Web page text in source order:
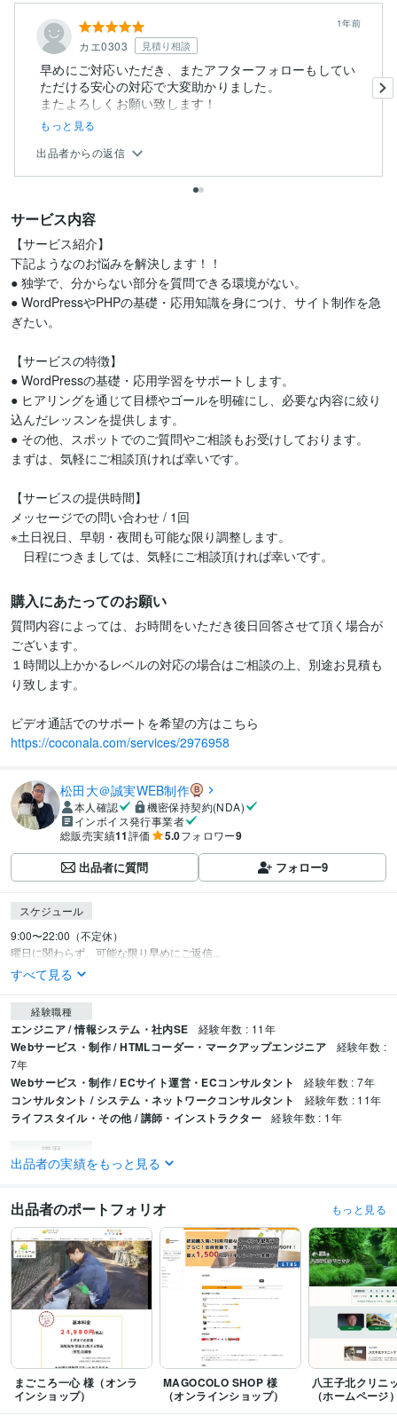
カエ0303 見積り相談
1年前
早めにご対応いただき、またアフターフォローもしてい
ただける安心の対応で大変助かりました。
またよろしくお願い致します！
もっと見る
出品者からの返信
サービス内容
【サービス紹介】
下記ようなのお悩みを解決します！！
● 独学で、分からない部分を質問できる環境がない。
● WordPressやPHPの基礎・応用知識を身につけ、サイト制作を急
ぎたい。
【サービスの特徴】
● WordPressの基礎・応用学習をサポートします。
● ヒアリングを通じて目標やゴールを明確にし、必要な内容に絞り
込んだレッスンを提供します。
● その他、スポットでのご質問やご相談もお受けしております。
まずは、気軽にご相談頂ければ幸いです。
【サービスの提供時間】
メッセージでの問い合わせ / 1回
※土日祝日、早朝・夜間も可能な限り調整します。
日程につきましては、気軽にご相談頂ければ幸いです。
購入にあたってのお願い
質問内容によっては、お時間をいただき後日回答させて頂く場合が
ございます。
１時間以上かかるレベルの対応の場合はご相談の上、別途お見積も
り致します。
https://coconala.com/services/2976958
松田大＠誠実WEB制作
本人確認
機密保持契約(NDA)
インボイス発行事業者
総販売実績11評価 5.0フォロワー9
出品者に質問 フォロー9
スケジュール
9:00〜22:00（不定休）
曜日に関わらず、可能な限り早めにご返信...
すべて見る
経験職種
エンジニア / 情報システム・社内SE 経験年数 : 11年
Webサービス・制作 / HTMLコーダー・マークアップエンジニア
経験年数 :
7年
Webサービス・制作 / ECサイト運営・ECコンサルタント 経験年数 : 7年
コンサルタント / システム・ネットワークコンサルタント 経験年数 : 11年
ライフスタイル・その他 / 講師・インストラクター 経験年数 : 1年
職歴
ＥＴＢＳ合同会社 2022年7月 ~ 現在
プログラミング言語・フレームワーク
CSS:8年HTML:8年JavaScript:8年 Visual Basic:17年
ビジネス・クリエイティブツール
WordPress:8年Access:17年Excel:17年Welcart:8年GIMP:8年
Final Cut Pro:8年
その他ツール
YAMAHA RTXシリーズ:11年
得意分野
Web制作・HP作成・EC構築 気軽にご相談ください
オンラインレッス
ン・アドバイス
WEBサイト ホームページ WordPress
出品者の実績をもっと見る
出品者のポートフォリオ もっと見る
まごころ一心 様（オンラ
インショップ）
MAGOCOLO SHOP 様
（オンラインショップ）
八王子北クリニ
（ホームページ